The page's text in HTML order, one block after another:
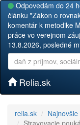
Odpovedám do 24
článku "Zákon o
komentár k metodike
práce vo verejnom
13.8.2026, posledné
Relia.sk
relia.sk
Stravovacie